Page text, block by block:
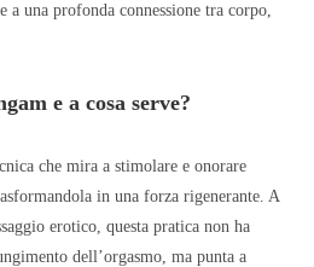
a una profonda connessione tra corpo,
e a cosa serve?
che mira a stimolare e onorare
in una forza rigenerante. A
erotico, questa pratica non ha
dell’orgasmo, ma punta a